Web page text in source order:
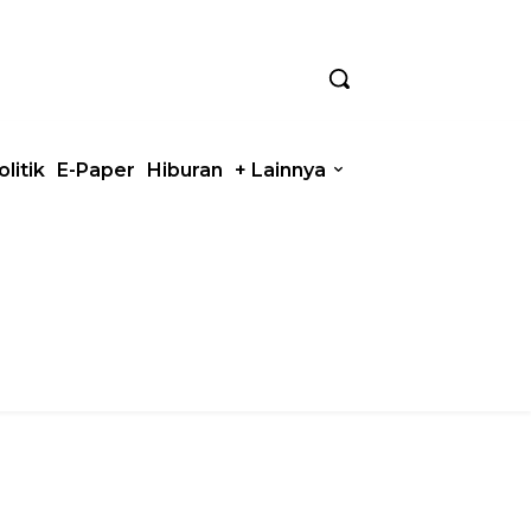
E-Paper Hiburan + Lainnya